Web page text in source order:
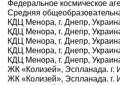
Федеральное космическое
Средняя
КДЦ Менора, г. Днепр,
КДЦ Менора, г. Днепр,
КДЦ Менора, г. Днепр,
КДЦ Менора, г. Днепр,
КДЦ Менора, г. Днепр,
ЖК «Колизей», Эспланада. г.
ЖК «Колизей», Эспланада. г.